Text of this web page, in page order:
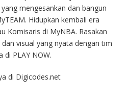
mengesankan dan bangun
Hidupkan kembali era
Komisaris di MyNBA. Rasakan
visual yang nyata dengan tim
di PLAY NOW.
di Digicodes.net